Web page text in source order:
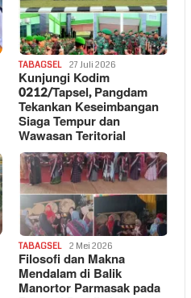
TABAGSEL 27 Juli 2026
Kunjungi Kodim
0212/Tapsel, Pangdam
Tekankan Keseimbangan
Siaga Tempur dan
Wawasan Teritorial
TABAGSEL 2 Mei 2026
Filosofi dan Makna
Mendalam di Balik
Manortor Parmasak pada